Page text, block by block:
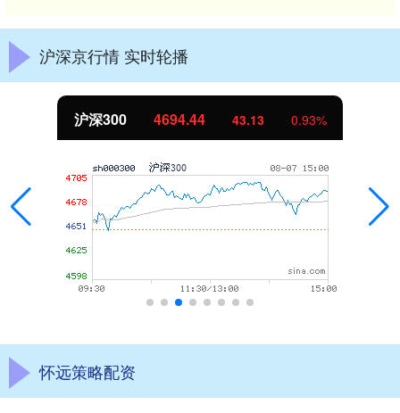
沪深京行情 实时轮播
北证50 1134.24 11.37
怀远策略配资